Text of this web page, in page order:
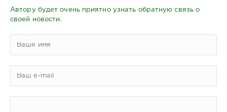
Автору будет очень приятно узнать обратную связь о
своей новости.